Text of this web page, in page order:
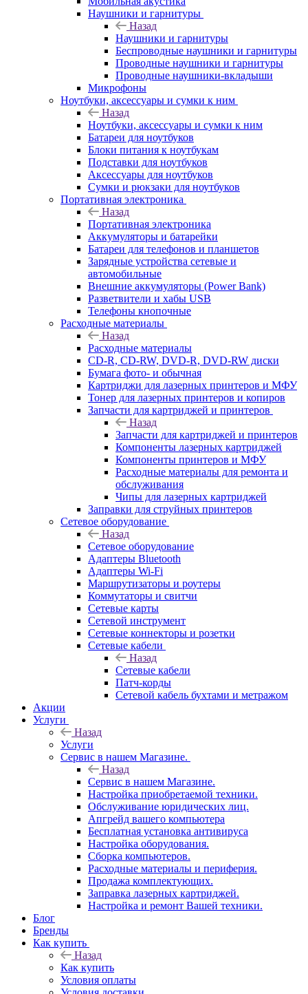
Наушники и гарнитуры
Назад
Наушники и гарнитуры
Беспроводные наушники и гарнитуры
Проводные наушники и гарнитуры
Проводные наушники-вкладыши
Микрофоны
Ноутбуки, аксессуары и сумки к ним
Назад
Ноутбуки, аксессуары и сумки к ним
Батареи для ноутбуков
Блоки питания к ноутбукам
Подставки для ноутбуков
Аксессуары для ноутбуков
Сумки и рюкзаки для ноутбуков
Портативная электроника
Назад
Портативная электроника
Аккумуляторы и батарейки
Батареи для телефонов и планшетов
Зарядные устройства сетевые и
автомобильные
Внешние аккумуляторы (Power Bank)
Разветвители и хабы USB
Телефоны кнопочные
Расходные материалы
Назад
Расходные материалы
CD-R, CD-RW, DVD-R, DVD-RW диски
Бумага фото- и обычная
Картриджи для лазерных принтеров и МФУ
Тонер для лазерных принтеров и копиров
Запчасти для картриджей и принтеров
Назад
Запчасти для картриджей и принтеров
Компоненты лазерных картриджей
Компоненты принтеров и МФУ
Расходные материалы для ремонта и
обслуживания
Чипы для лазерных картриджей
Заправки для струйных принтеров
Сетевое оборудование
Назад
Сетевое оборудование
Адаптеры Bluetooth
Адаптеры Wi-Fi
Маршрутизаторы и роутеры
Коммутаторы и свитчи
Сетевые карты
Сетевой инструмент
Сетевые коннекторы и розетки
Сетевые кабели
Назад
Сетевые кабели
Патч-корды
Сетевой кабель бухтами и метражом
Акции
Услуги
Назад
Услуги
Сервис в нашем Магазине.
Назад
Сервис в нашем Магазине.
Настройка приобретаемой техники.
Обслуживание юридических лиц.
Апгрейд вашего компьютера
Бесплатная установка антивируса
Настройка оборудования.
Сборка компьютеров.
Расходные материалы и периферия.
Продажа комплектующих.
Заправка лазерных картриджей.
Настройка и ремонт Вашей техники.
Блог
Бренды
Как купить
Назад
Как купить
Условия оплаты